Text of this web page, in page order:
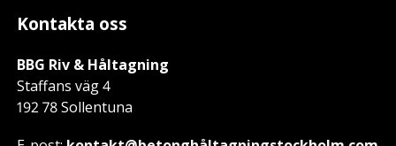
Kontakta oss
BBG Riv & Håltagning
Staffans väg 4
192 78 Sollentuna